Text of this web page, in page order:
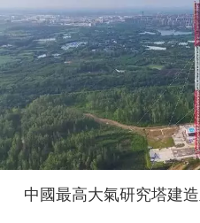
中國最高大氣研究塔建